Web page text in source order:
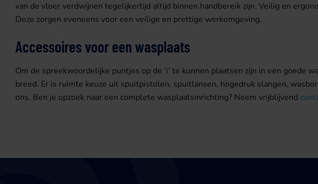
van de vloer verdwijnen tegelijkertijd altijd binnen handbereik zijn. Veilig en
Deze zorgen eveneens voor een veilige en prettige werkomgeving.
Accessoires voor een wasplaats
Om de spreekwoordelijke puntjes op de ‘i’ te kunnen plaatsen zijn in een
breed. Er is ruimte keuze uit spuitpistolen, spuitlansen, hogedruk slangen,
ons. Ben je opzoek naar een complete wasplaatsinrichting? Neem vrijblijvend